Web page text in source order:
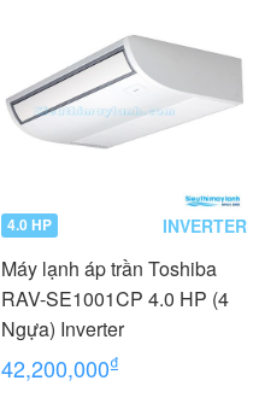
4.0 HP INVERTER
Máy lạnh áp trần Toshiba
RAV-SE1001CP 4.0 HP (4
Ngựa) Inverter
42,200,000₫